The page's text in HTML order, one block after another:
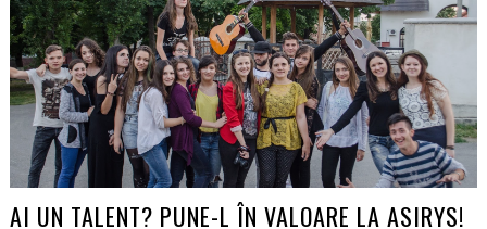
AI UN TALENT? PUNE-L ÎN VALOARE LA ASIRYS!